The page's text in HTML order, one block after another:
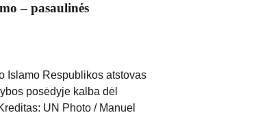
– pasaulinės
Islamo Respublikos atstovas
posėdyje kalba dėl
UN Photo / Manuel